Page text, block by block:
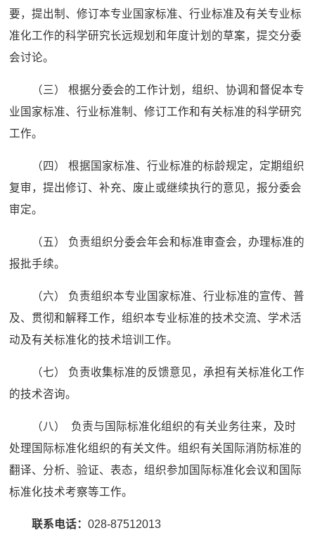
要，提出制、修订本专业国家标准、行业标准及有关专业标
准化工作的科学研究长远规划和年度计划的草案，提交分委
会讨论。
（三） 根据分委会的工作计划，组织、协调和督促本专
业国家标准、行业标准制、修订工作和有关标准的科学研究
工作。
（四） 根据国家标准、行业标准的标龄规定，定期组织
复审，提出修订、补充、废止或继续执行的意见，报分委会
审定。
（五） 负责组织分委会年会和标准审查会，办理标准的
报批手续。
（六） 负责组织本专业国家标准、行业标准的宣传、普
及、贯彻和解释工作，组织本专业标准的技术交流、学术活
动及有关标准化的技术培训工作。
（七） 负责收集标准的反馈意见，承担有关标准化工作
的技术咨询。
（八） 负责与国际标准化组织的有关业务往来，及时
处理国际标准化组织的有关文件。组织有关国际消防标准的
翻译、分析、验证、表态，组织参加国际标准化会议和国际
标准化技术考察等工作。
联系电话： 028-87512013